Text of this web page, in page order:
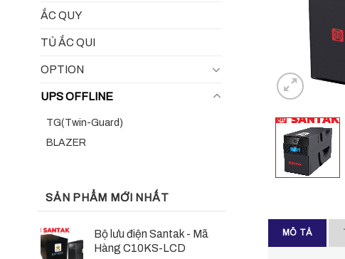
ẮC QUY
TỦ ẮC QUI
OPTION
UPS OFFLINE
TG(Twin-Guard)
BLAZER
SẢN PHẨM MỚI NHẤT
Bộ lưu điện Santak - Mã
Hàng C10KS-LCD
MÔ TẢ